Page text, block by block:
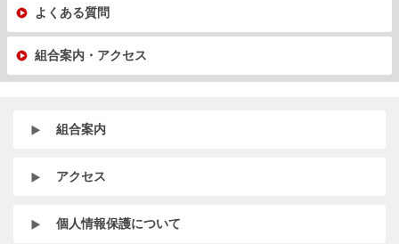
よくある質問
組合案内・アクセス
組合案内
アクセス
個人情報保護について